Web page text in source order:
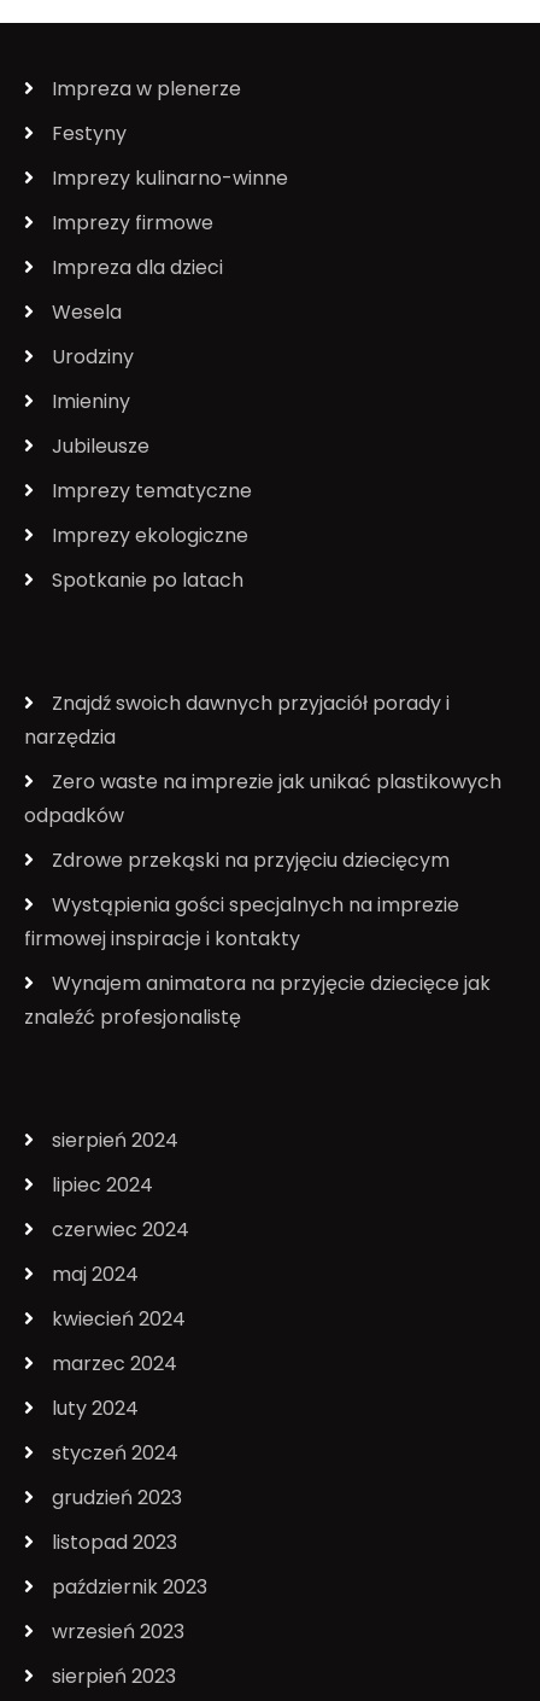
Impreza w plenerze
Festyny
Imprezy kulinarno-winne
Imprezy firmowe
Impreza dla dzieci
Wesela
Urodziny
Imieniny
Jubileusze
Imprezy tematyczne
Imprezy ekologiczne
Spotkanie po latach
Znajdź swoich dawnych przyjaciół porady i
narzędzia
Zero waste na imprezie jak unikać plastikowych
odpadków
Zdrowe przekąski na przyjęciu dziecięcym
Wystąpienia gości specjalnych na imprezie
firmowej inspiracje i kontakty
Wynajem animatora na przyjęcie dziecięce jak
znaleźć profesjonalistę
sierpień 2024
lipiec 2024
czerwiec 2024
maj 2024
kwiecień 2024
marzec 2024
luty 2024
styczeń 2024
grudzień 2023
listopad 2023
październik 2023
wrzesień 2023
sierpień 2023